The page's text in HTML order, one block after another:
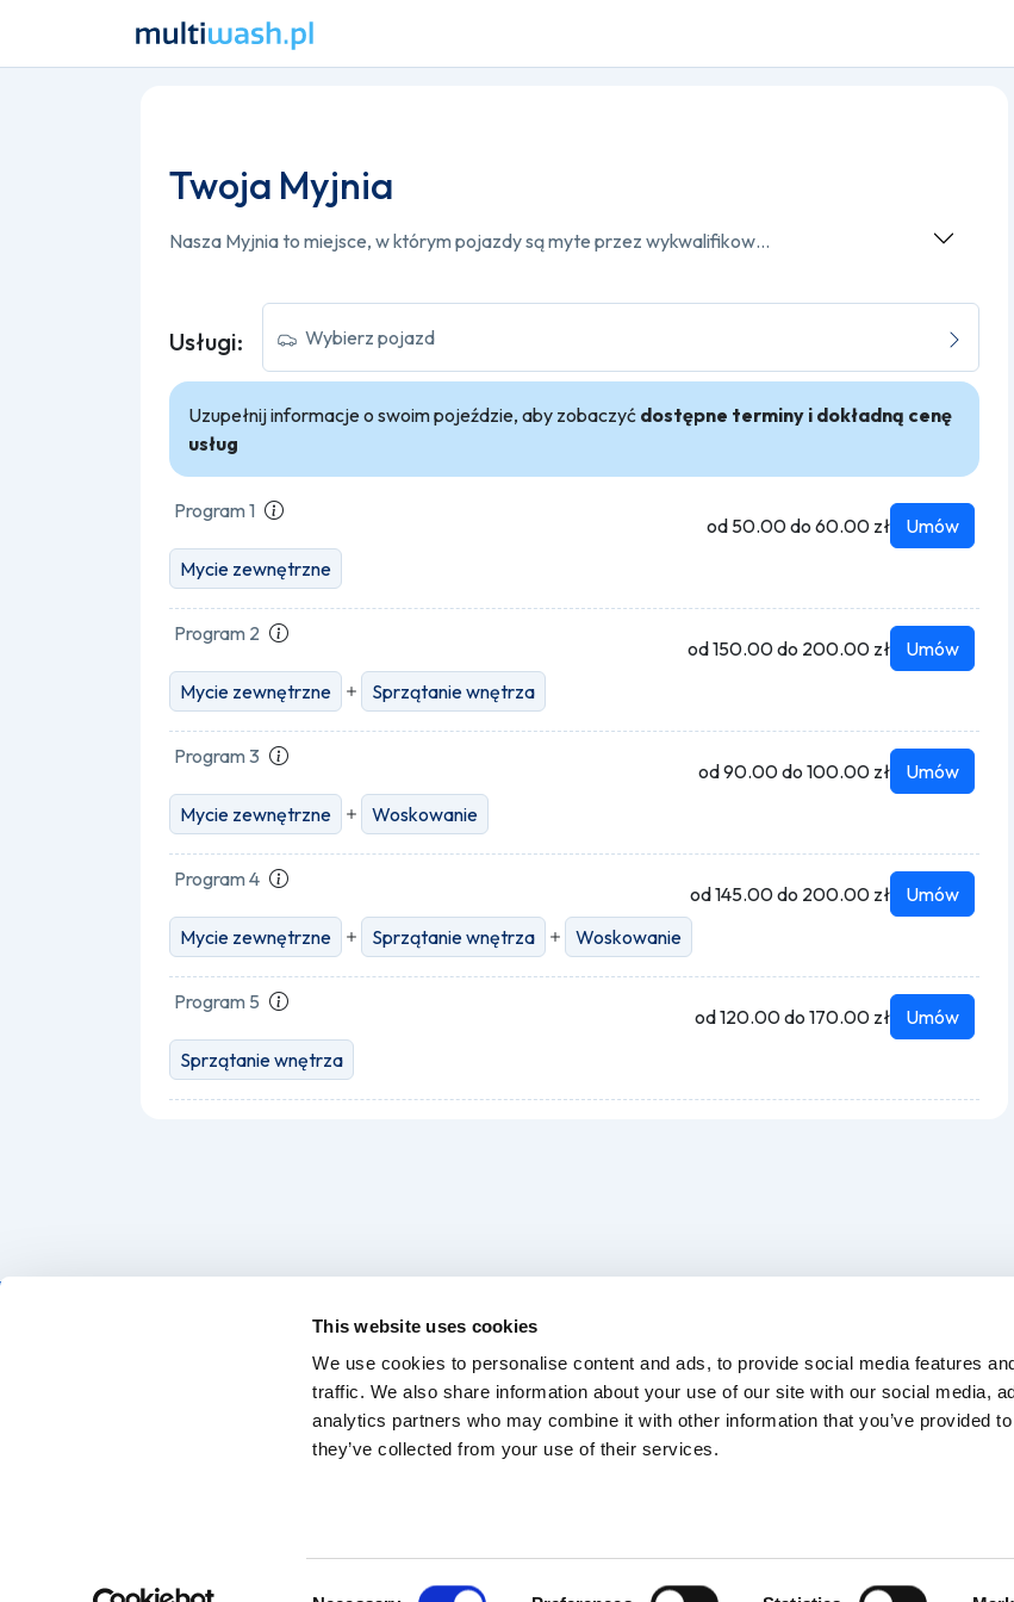
This website uses cookies
We use cookies to personalise content and ads, to provide social media features
traffic. We also share information about your use of our site with our social media,
analytics partners who may combine it with other information that you’ve provided
they’ve collected from your use of their services.
Twoja Myjnia
Nasza Myjnia to miejsce, w którym pojazdy są myte przez wykwalifikowany personel, który wykorzystuje specjalistyczne narzędzia i środki czystości do dokładnego czyszczenia zarówno wnętrza, jak i nadwozia samochodu. W ramach usługi oferowane jest mycie zewnętrzne, odkurzanie wnętrza, pranie tapicerki, woskowanie, a także inne usługi dodatkowe
Usługi: Wybierz pojazd
Uzupełnij informacje o swoim pojeździe, aby zobaczyć dostępne terminy i dokładną cenę
usług
Program 1
od 50.00 do 60.00 zł
Umów
Mycie zewnętrzne
Program 2
od 150.00 do 200.00 zł
Umów
Mycie zewnętrzne
Sprzątanie wnętrza
Program 3
od 90.00 do 100.00 zł
Umów
Mycie zewnętrzne
Woskowanie
Program 4
od 145.00 do 200.00 zł
Umów
Mycie zewnętrzne
Sprzątanie wnętrza Woskowanie
Program 5
od 120.00 do 170.00 zł
Umów
Sprzątanie wnętrza
Znajdź profesjonalną myjnię ręczną — Twój
samochód zasługuje na najlepszą opiekę
Kontakt
FAQ